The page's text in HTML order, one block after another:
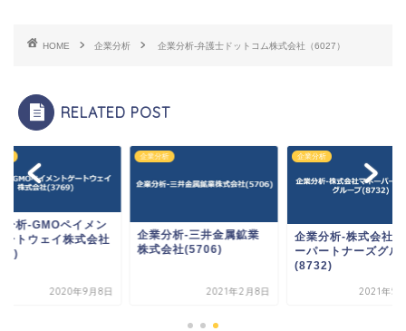
HOME 企業分析 企業分析-弁護士ドットコム株式会社（6027）
RELATED POST
分析-GMOペイメン
ートウェイ株式会社
2020年9月8日
企業分析
企業分析-三井金属鉱業
株式会社(5706)
2021年2月8日
企業分析
企業分析-株式会社
ーパートナーズグル
(8732)
2021年5